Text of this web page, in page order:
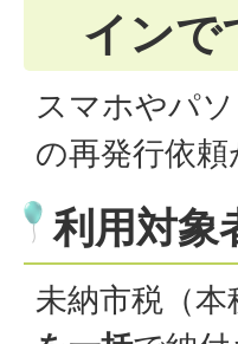
インで
スマホやパ
の再発行依頼
利用対象
未納市税（